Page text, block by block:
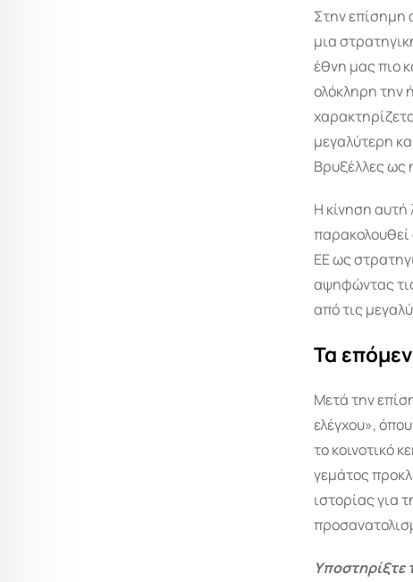
Στην επίσημη
μια
έθνη μας πιο
ολόκληρη την
μεγαλύτερη
Βρυξέλλες ως
Η κίνηση αυτή
παρακολουθεί
ΕΕ ως
αψηφώντας
από τις
Τα
Μετά την
ελέγχου»,
το κοινοτικό
γεμάτος
ιστορίας για